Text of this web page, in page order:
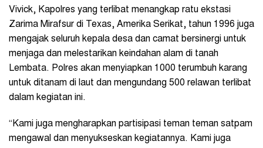
Vivick, Kapolres yang terlibat menangkap ratu ekstasi
Zarima Mirafsur di Texas, Amerika Serikat, tahun 1996 juga
mengajak seluruh kepala desa dan camat bersinergi untuk
menjaga dan melestarikan keindahan alam di tanah
Lembata. Polres akan menyiapkan 1000 terumbuh karang
untuk ditanam di laut dan mengundang 500 relawan terlibat
dalam kegiatan ini.
“Kami juga mengharapkan partisipasi teman teman satpam
mengawal dan menyukseskan kegiatannya. Kami juga